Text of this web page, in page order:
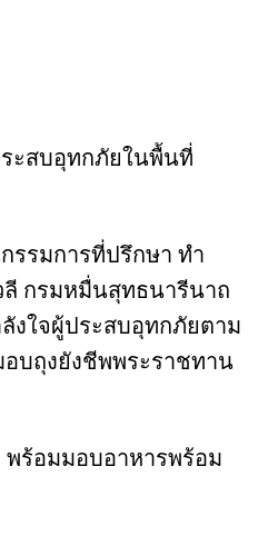
ะสบอุทกภัยในพื้นที่
รรมการที่ปรึกษา ทำ
ลี กรมหมื่นสุทธนารีนาถ
งใจผู้ประสบอุทกภัยตาม
บถุงยังชีพพระราชทาน
ร้อมมอบอาหารพร้อม